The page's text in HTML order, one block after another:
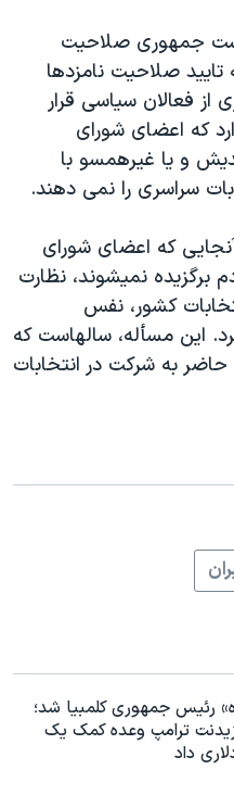
جمهوری صلاحيت
تاييد صلاحيت نامزدها
از فعالان سياسی قرار
که اعضای شورای
و يا غيرهمسو با
سراسری را نمی دهند.
که اعضای شورای
برگزيده نميشوند، نظارت
کشور، نفس
اين مسأله، سالهاست که
به شرکت در انتخابات
رئیس جمهوری کلمبیا شد؛
ترامپ وعده کمک یک
داد